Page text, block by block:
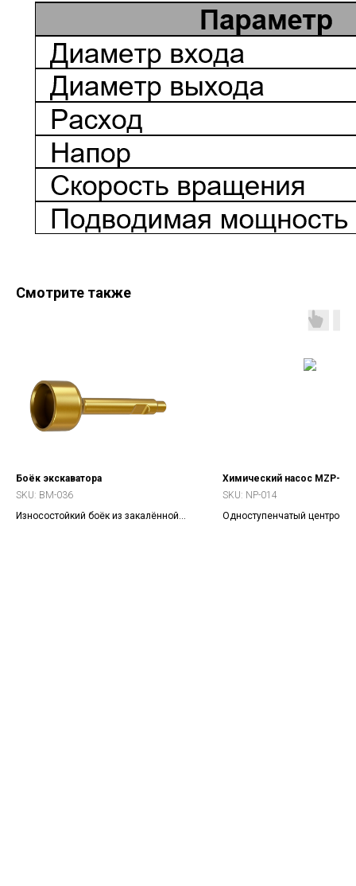
Смотрите также
Боёк экскаватора
SKU: BM-036
Износостойкий боёк из закалённой
Химический насос MZP-
SKU: NP-014
Одноступенчатый